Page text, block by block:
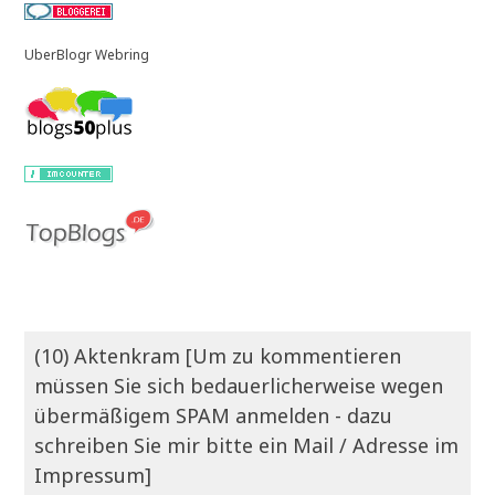
UberBlogr Webring
(10) Aktenkram [Um zu kommentieren
müssen Sie sich bedauerlicherweise wegen
übermäßigem SPAM anmelden - dazu
schreiben Sie mir bitte ein Mail / Adresse im
Impressum]